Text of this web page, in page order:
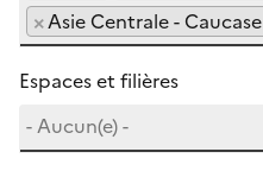
×Asie Centrale - Caucase
Espaces et filières